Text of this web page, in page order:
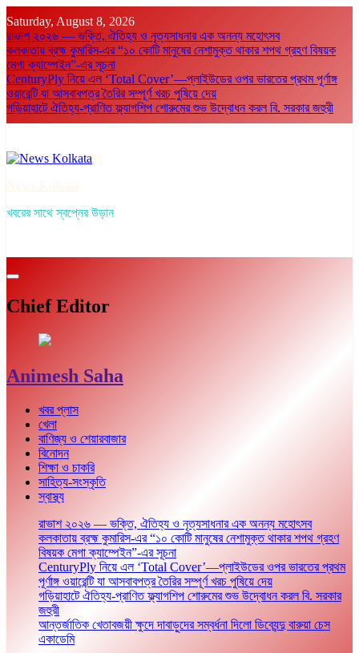
to
content
Saturday, August 8, 2026
রাভাশ ২০২৬ — ভক্তি, ঐতিহ্য ও নৃত্যসাধনার এক অনন্য মহোৎসব
কলকাতায় ব্রহ্ম কুমারিস-এর “১০ কোটি মানুষের নেশামুক্ত থাকার শপথ গ্রহণ বিষয়ক
মেগা ক্যাম্পেইন”-এর সূচনা
CenturyPly নিয়ে এল ‘Total Cover’—প্লাইউডের ওপর ভারতের প্রথম পূর্ণাঙ্গ
ওয়ারেন্টি যা আসবাবপত্র তৈরির সম্পূর্ণ খরচ পুষিয়ে দেয়
গড়িয়াহাটে ঐতিহ্য-প্রাণিত ফ্ল্যাগশিপ শোরুমের শুভ উদ্বোধন করল বি. সরকার জহুরী
খবরের সাথে স্বপ্নের উড়ান
Chief Editor
Animesh Saha
খবর প্লাস
খেলা
বাণিজ্য ও শেয়ারবাজার
বিনোদন
শিক্ষা ও চাকরি
সাহিত্য-সংস্কৃতি
স্বাস্থ্য
রাভাশ ২০২৬ — ভক্তি, ঐতিহ্য ও নৃত্যসাধনার এক অনন্য মহোৎসব
কলকাতায় ব্রহ্ম কুমারিস-এর “১০ কোটি মানুষের নেশামুক্ত থাকার শপথ গ্রহণ
বিষয়ক মেগা ক্যাম্পেইন”-এর সূচনা
CenturyPly নিয়ে এল ‘Total Cover’—প্লাইউডের ওপর ভারতের প্রথম
পূর্ণাঙ্গ ওয়ারেন্টি যা আসবাবপত্র তৈরির সম্পূর্ণ খরচ পুষিয়ে দেয়
গড়িয়াহাটে ঐতিহ্য-প্রাণিত ফ্ল্যাগশিপ শোরুমের শুভ উদ্বোধন করল বি. সরকার
জহুরী
আন্তর্জাতিক খেতাবজয়ী ক্ষুদে দাবাড়ুদের সম্বর্ধনা দিলো ডিব্যেন্দু বারুয়া চেস
একাডেমি